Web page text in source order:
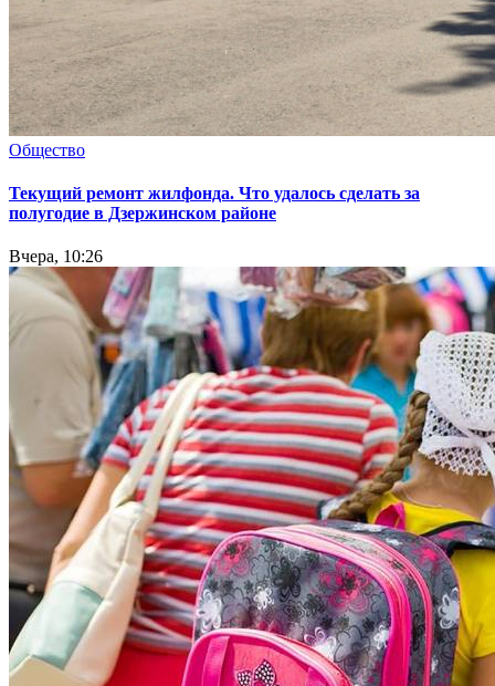
Общество
Текущий ремонт жилфонда. Что удалось сделать за
полугодие в Дзержинском районе
Вчера, 10:26